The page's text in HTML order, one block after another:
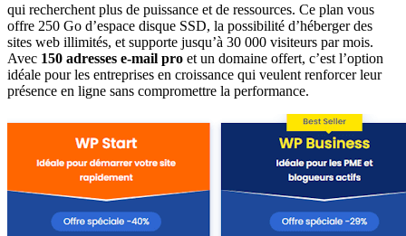
qui recherchent plus de puissance et de ressources. Ce plan vous
offre 250 Go d’espace disque SSD, la possibilité d’héberger des
sites web illimités, et supporte jusqu’à 30 000 visiteurs par mois.
Avec 150 adresses e-mail pro et un domaine offert, c’est l’option
idéale pour les entreprises en croissance qui veulent renforcer leur
présence en ligne sans compromettre la performance.